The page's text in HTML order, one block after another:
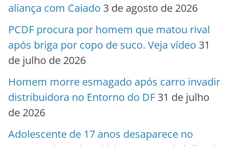
aliança com Caiado 3 de agosto de 2026
PCDF procura por homem que matou rival
após briga por copo de suco. Veja vídeo 31
de julho de 2026
Homem morre esmagado após carro invadir
distribuidora no Entorno do DF 31 de julho
de 2026
Adolescente de 17 anos desaparece no